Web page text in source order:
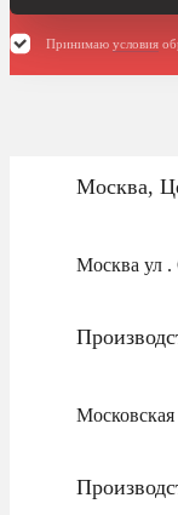
Принимаю условия
Москва,
Москва ул .
Московская